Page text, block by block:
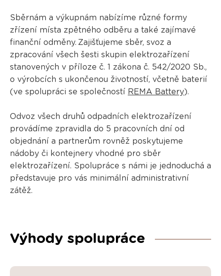
Sběrnám a výkupnám nabízíme různé formy
zřízení místa zpětného odběru a také zajímavé
finanční odměny. Zajišťujeme sběr, svoz a
zpracování všech šesti skupin elektrozařízení
stanovených v příloze č. 1 zákona č. 542/2020 Sb.,
o výrobcích s ukončenou životností, včetně baterií
(ve spolupráci se společností
REMA Battery).
Odvoz všech druhů odpadních elektrozařízení
provádíme zpravidla do 5 pracovních dní od
objednání a partnerům rovněž poskytujeme
nádoby či kontejnery vhodné pro sběr
elektrozařízení. Spolupráce s námi je jednoduchá a
představuje pro vás minimální administrativní
zátěž.
Výhody spolupráce